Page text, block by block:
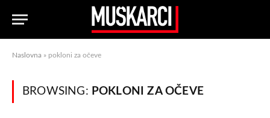
Naslovna » pokloni za očeve
BROWSING: POKLONI ZA OČEVE